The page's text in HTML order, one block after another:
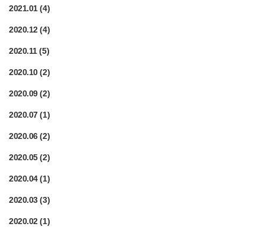
2021.01(4)
2020.12(4)
2020.11(5)
2020.10(2)
2020.09(2)
2020.07(1)
2020.06(2)
2020.05(2)
2020.04(1)
2020.03(3)
2020.02(1)